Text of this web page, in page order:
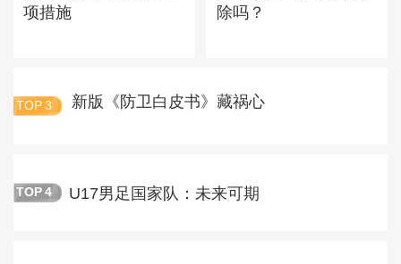
项措施
除吗？
TOP 3 新版《防卫白皮书》藏祸心
TOP 4 U17男足国家队：未来可期